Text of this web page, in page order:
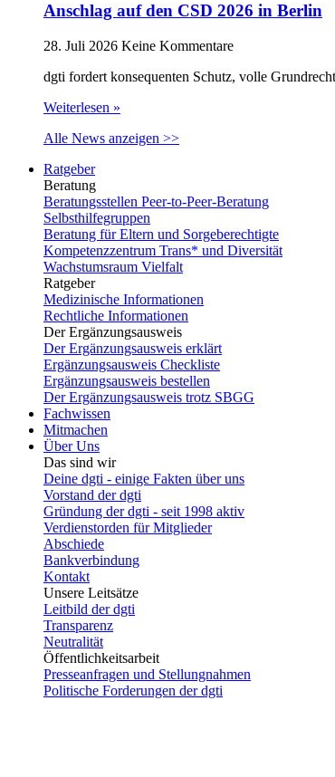
Anschlag auf den CSD 2026 in Berlin
28. Juli 2026 Keine Kommentare
dgti fordert konsequenten Schutz, volle
Weiterlesen »
Alle News anzeigen >>
Ratgeber
Beratung
Beratungsstellen Peer-to-Peer-Beratung
Selbsthilfegruppen
Beratung für Eltern und Sorgeberechtigte
Kompetenzzentrum Trans* und Diversität
Wachstumsraum Vielfalt
Ratgeber
Medizinische Informationen
Rechtliche Informationen
Der Ergänzungsausweis
Der Ergänzungsausweis erklärt
Ergänzungsausweis Checkliste
Ergänzungsausweis bestellen
Der Ergänzungsausweis trotz SBGG
Fachwissen
Mitmachen
Über Uns
Das sind wir
Deine dgti - einige Fakten über uns
Vorstand der dgti
Gründung der dgti - seit 1998 aktiv
Verdienstorden für Mitglieder
Abschiede
Bankverbindung
Kontakt
Unsere Leitsätze
Leitbild der dgti
Transparenz
Neutralität
Öffentlichkeitsarbeit
Presseanfragen und Stellungnahmen
Politische Forderungen der dgti